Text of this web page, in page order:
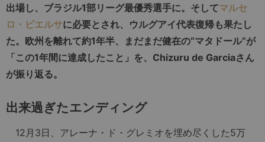
出場し、ブラジル1部リーグ最優秀選手に。そしてマルセ
ロ・ビエルサに必要とされ、ウルグアイ代表復帰も果たし
た。欧州を離れて約1年半、まだまだ健在の“マタドール”が
「この1年間に達成したこと」を、Chizuru de Garciaさん
が振り返る。
出来過ぎたエンディング
12月3日、アレーナ・ド・グレミオを埋め尽くした5万